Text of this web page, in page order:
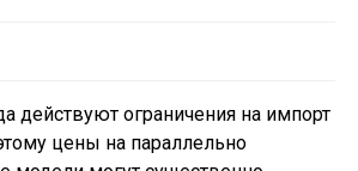
действуют ограничения на импорт
цены на параллельно